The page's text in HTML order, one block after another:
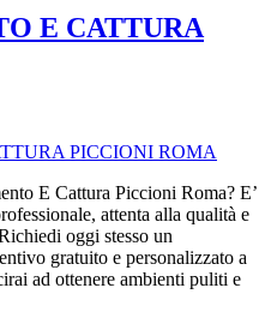
E CATTURA
E Cattura Piccioni Roma? E’
attenta alla qualità e
oggi stesso un
gratuito e personalizzato a
ad ottenere ambienti puliti e